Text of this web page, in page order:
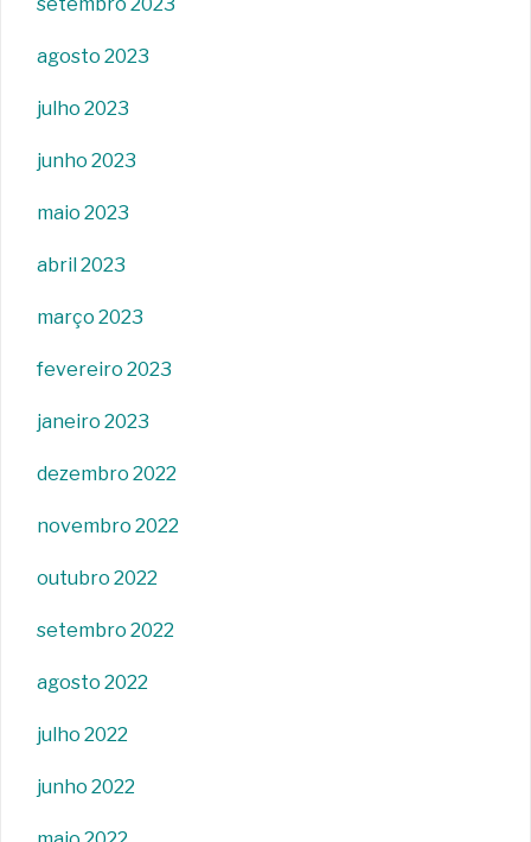
agosto 2023
julho 2023
junho 2023
maio 2023
abril 2023
março 2023
fevereiro 2023
janeiro 2023
dezembro 2022
novembro 2022
outubro 2022
setembro 2022
agosto 2022
julho 2022
junho 2022